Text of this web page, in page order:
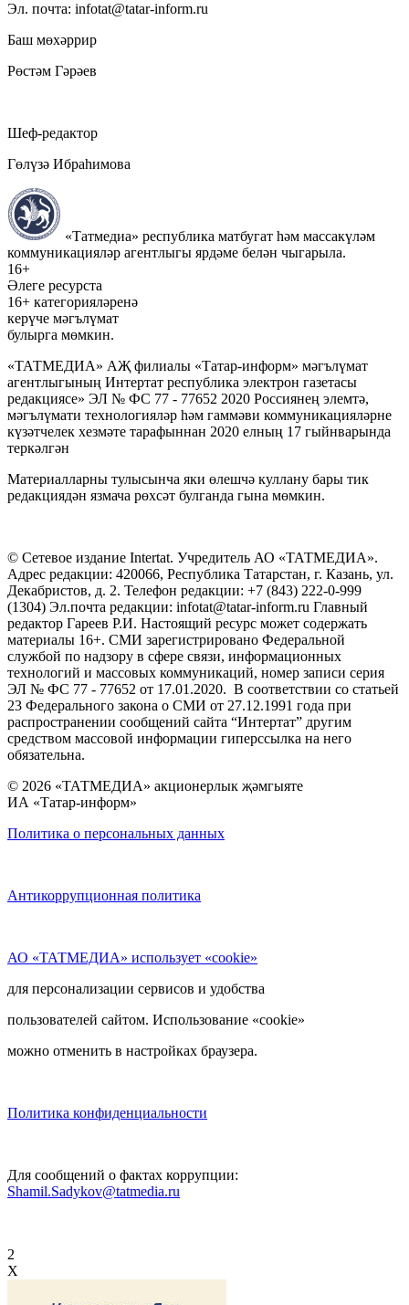
Эл. почта: infotat@tatar-inform.ru
Баш мөхәррир
Рөстәм Гәрәев
Шеф-редактор
Гөлүзә Ибраһимова
«Татмедиа» республика матбугат һәм массакүләм
коммуникацияләр агентлыгы ярдәме белән чыгарыла.
16+
Әлеге ресурста
16+ категорияләренә
керүче мәгълүмат
булырга мөмкин.
«ТАТМЕДИА» АҖ филиалы «Татар-информ» мәгълүмат
агентлыгының Интертат республика электрон газетасы
редакциясе» ЭЛ № ФС 77 - 77652 2020 Россиянең элемтә,
мәгълүмати технологияләр һәм гаммәви коммуникацияләрне
күзәтчелек хезмәте тарафыннан 2020 елның 17 гыйнварында
теркәлгән
Материалларны тулысынча яки өлешчә куллану бары тик
редакциядән язмача рөхсәт булганда гына мөмкин.
© Сетевое издание Intertat. Учредитель АО «ТАТМЕДИА».
Адрес редакции: 420066, Республика Татарстан, г. Казань, ул.
Декабристов, д. 2. Телефон редакции: +7 (843) 222-0-999
(1304) Эл.почта редакции: infotat@tatar-inform.ru Главный
редактор Гареев Р.И. Настоящий ресурс может содержать
материалы 16+. СМИ зарегистрировано Федеральной
службой по надзору в сфере связи, информационных
технологий и массовых коммуникаций, номер записи серия
ЭЛ № ФС 77 - 77652 от 17.01.2020. В соответствии со статьей
23 Федерального закона о СМИ от 27.12.1991 года при
распространении сообщений сайта “Интертат” другим
средством массовой информации гиперссылка на него
обязательна.
© 2026 «ТАТМЕДИА» акционерлык җәмгыяте
ИА «Татар-информ»
Политика о персональных данных
Антикоррупционная политика
АО «ТАТМЕДИА» использует «cookie»
для персонализации сервисов и удобства
пользователей сайтом. Использование «cookie»
можно отменить в настройках браузера.
Политика конфиденциальности
Для сообщений о фактах коррупции:
Shamil.Sadykov@tatmedia.ru
2
X